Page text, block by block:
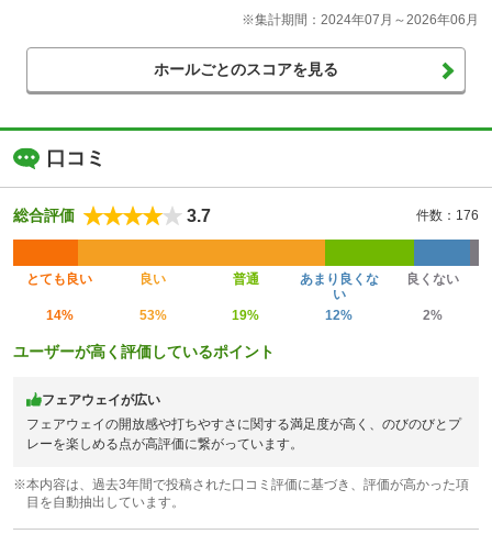
※集計期間：2024年07月～2026年06月
ホールごとのスコアを見る
口コミ
総合評価 3.7 件数：176
とても良い 良い 普通
あまり良くな
い
良くない
14% 53% 19% 12% 2%
ユーザーが高く評価しているポイント
フェアウェイが広い
フェアウェイの開放感や打ちやすさに関する満足度が高く、のびのびとプ
レーを楽しめる点が高評価に繋がっています。
※本内容は、過去3年間で投稿された口コミ評価に基づき、評価が高かった項
目を自動抽出しています。